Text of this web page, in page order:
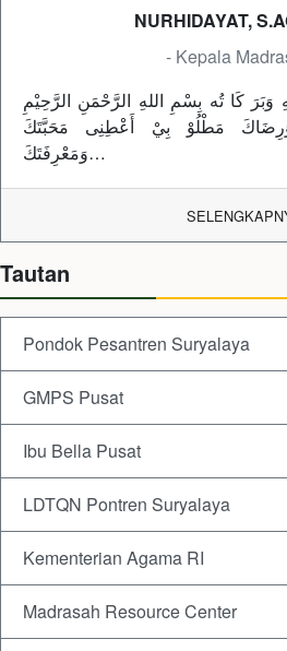
NURHIDAYAT,
- Kepala
وَبَرَ كَا تُه بِسْمِ اللهِ الرَّحْمَنِ الرَّحِيْمِ
مَطْلُوْ بِيْ أَعْطِنِى مَحَبَّتَكَ
وَمَعْرِفَتَكَ…
Tautan
Pondok Pesantren Suryalaya
GMPS Pusat
Ibu Bella Pusat
LDTQN Pontren Suryalaya
Kementerian Agama RI
Madrasah Resource Center